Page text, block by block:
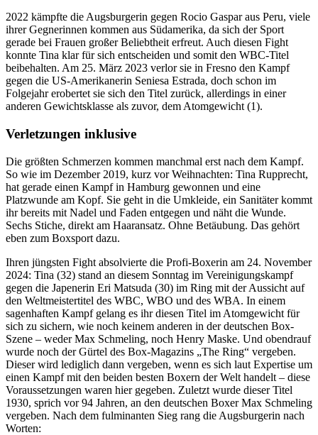
2022 kämpfte die Augsburgerin gegen Rocio Gaspar aus Peru, viele
ihrer Gegnerinnen kommen aus Südamerika, da sich der Sport
gerade bei Frauen großer Beliebtheit erfreut. Auch diesen Fight
konnte Tina klar für sich entscheiden und somit den WBC-Titel
beibehalten. Am 25. März 2023 verlor sie in Fresno den Kampf
gegen die US-Amerikanerin Seniesa Estrada, doch schon im
Folgejahr erobertet sie sich den Titel zurück, allerdings in einer
anderen Gewichtsklasse als zuvor, dem Atomgewicht (1).
Verletzungen inklusive
Die größten Schmerzen kommen manchmal erst nach dem Kampf.
So wie im Dezember 2019, kurz vor Weihnachten: Tina Rupprecht,
hat gerade einen Kampf in Hamburg gewonnen und eine
Platzwunde am Kopf. Sie geht in die Umkleide, ein Sanitäter kommt
ihr bereits mit Nadel und Faden entgegen und näht die Wunde.
Sechs Stiche, direkt am Haaransatz. Ohne Betäubung. Das gehört
eben zum Boxsport dazu.
Ihren jüngsten Fight absolvierte die Profi-Boxerin am 24. November
2024: Tina (32) stand an diesem Sonntag im Vereinigungskampf
gegen die Japenerin Eri Matsuda (30) im Ring mit der Aussicht auf
den Weltmeistertitel des WBC, WBO und des WBA. In einem
sagenhaften Kampf gelang es ihr diesen Titel im Atomgewicht für
sich zu sichern, wie noch keinem anderen in der deutschen Box-
Szene – weder Max Schmeling, noch Henry Maske. Und obendrauf
wurde noch der Gürtel des Box-Magazins „The Ring“ vergeben.
Dieser wird lediglich dann vergeben, wenn es sich laut Expertise um
einen Kampf mit den beiden besten Boxern der Welt handelt – diese
Voraussetzungen waren hier gegeben. Zuletzt wurde dieser Titel
1930, sprich vor 94 Jahren, an den deutschen Boxer Max Schmeling
vergeben. Nach dem fulminanten Sieg rang die Augsburgerin nach
Worten: